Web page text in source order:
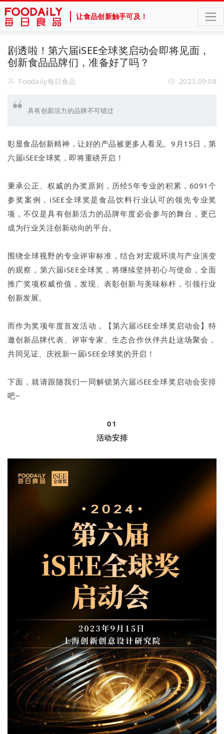
让食品创新触手可及！
剧透啦！第六届iSEE全球奖启动会即将见面，
创新食品品牌们，准备好了吗？
Foodaily每日食品 2023.09.08
具有创新活力的品牌不可错过
彰显食品创新精神，让好的产品被更多人看见。9月15日，第
六届iSEE全球奖，即将重磅开启！
秉承公正、权威的办奖原则，历经5年专业的积累，6091个
参奖案例，iSEE全球奖是食品饮料行业认可的领先专业奖
项，不仅是具有创新活力的品牌年度必会参与的舞台，更已
成为行业关注创新动向的平台。
围绕全球视野的专业评审标准，结合对宏观环境与产业演变
的观察，第六届iSEE全球奖，将继续坚持初心与使命，全面
推广奖项权威价值，发现、表彰创新与美味标杆，引领行业
创新发展。
而作为奖项年度首发活动，【第六届iSEE全球奖启动会】特
邀创新品牌代表、评审专家、生态合作伙伴共赴这场聚会，
共同见证、庆祝新一届iSEE全球奖的开启！
下面，就请跟随我们一同解锁第六届iSEE全球奖启动会安排
吧~
01
活动安排